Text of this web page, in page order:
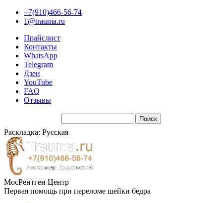
+7(910)466-56-74
1@trauma.ru
Прайслист
Контакты
WhatsApp
Telegram
Дзен
YouTube
FAQ
Отзывы
Раскладка: Русская
МосРентген Центр
Первая помощь при переломе шейки бедра